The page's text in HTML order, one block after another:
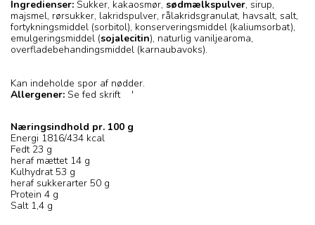
Ingredienser: Sukker, kakaosmør, sødmælkspulver, sirup,
majsmel, rørsukker, lakridspulver, rålakridsgranulat, havsalt, salt,
fortykningsmiddel (sorbitol), konserveringsmiddel (kaliumsorbat),
emulgeringsmiddel (sojalecitin), naturlig vaniljearoma,
overfladebehandingsmiddel (karnaubavoks).
Kan indeholde spor af nødder.
Allergener: Se fed skrift '
Næringsindhold pr. 100 g
Energi 1816/434 kcal
Fedt 23 g
heraf mættet 14 g
Kulhydrat 53 g
heraf sukkerarter 50 g
Protein 4 g
Salt 1,4 g